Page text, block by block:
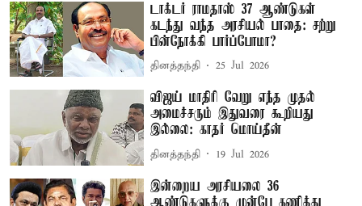
டாக்டர் ராமதாஸ் 37 ஆண்டுகள்
கடந்து வந்த அரசியல் பாதை: சற்று
பின்நோக்கி பார்ப்போமா?
தினத்தந்தி 25 Jul 2026
விஜய் மாதிரி வேறு எந்த முதல்
அமைச்சரும் இதுவரை கூறியது
இல்லை: காதர் மொய்தீன்
தினத்தந்தி 19 Jul 2026
இன்றைய அரசியலை 36
ஆண்டுகளுக்கு முன்பே கணித்து